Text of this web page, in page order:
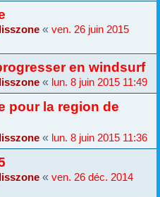
« ven. 26 juin 2015
en windsurf
« lun. 8 juin 2015 11:49
pour la region de
« lun. 8 juin 2015 11:36
« ven. 26 déc. 2014